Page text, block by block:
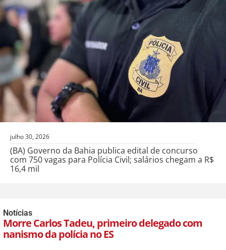
julho 30, 2026
(BA) Governo da Bahia publica edital de concurso
com 750 vagas para Polícia Civil; salários chegam a R$
16,4 mil
Notícias
Morre Carlos Tadeu, primeiro delegado com
nanismo da polícia no ES